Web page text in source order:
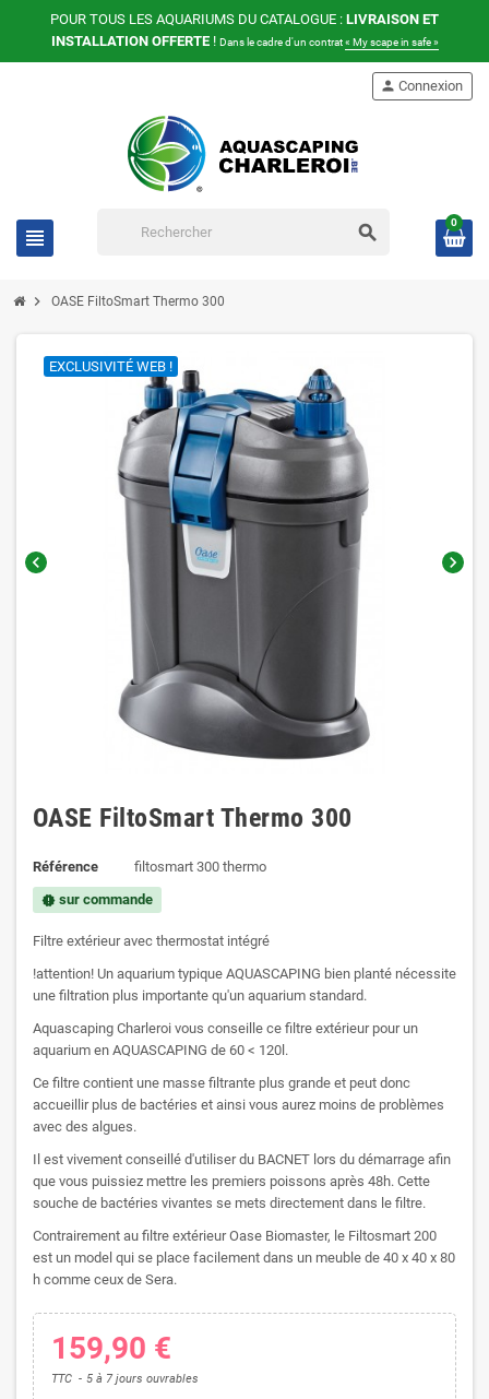
POUR TOUS LES AQUARIUMS DU CATALOGUE : LIVRAISON ET
INSTALLATION OFFERTE! Dans le cadre d'un contrat« My scape in safe »
view_headline search
person Connexion
0
chevron_right OASE FiltoSmart Thermo 300
chevron_left chevron_right
EXCLUSIVITÉ WEB !
OASE FiltoSmart Thermo 300
Référence filtosmart 300 thermo
new_releases sur commande
Filtre extérieur avec thermostat intégré
!attention! Un aquarium typique AQUASCAPING bien planté nécessite
une filtration plus importante qu'un aquarium standard.
Aquascaping Charleroi vous conseille ce filtre extérieur pour un
aquarium en AQUASCAPING de 60 < 120l.
Ce filtre contient une masse filtrante plus grande et peut donc
accueillir plus de bactéries et ainsi vous aurez moins de problèmes
avec des algues.
Il est vivement conseillé d'utiliser du BACNET lors du démarrage afin
que vous puissiez mettre les premiers poissons après 48h. Cette
souche de bactéries vivantes se mets directement dans le filtre.
Contrairement au filtre extérieur Oase Biomaster, le Filtosmart 200
est un model qui se place facilement dans un meuble de 40 x 40 x 80
h comme ceux de Sera.
159,90 €
TTC 5 à 7 jours ouvrables